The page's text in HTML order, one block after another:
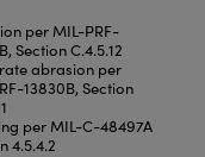
per MIL-PRF-
Section C.4.5.12
abrasion per
13830B, Section
per MIL-C-48497A
4.5.4.2